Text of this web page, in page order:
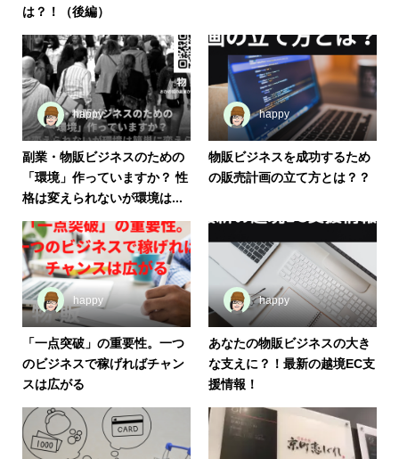
は？！（後編）
happy
副業・物販ビジネスのための
「環境」作っていますか？ 性
格は変えられないが環境は...
happy
物販ビジネスを成功するため
の販売計画の立て方とは？？
happy
「一点突破」の重要性。一つ
のビジネスで稼げればチャン
スは広がる
happy
あなたの物販ビジネスの大き
な支えに？！最新の越境EC支
援情報！